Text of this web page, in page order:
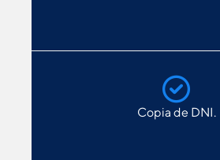
Copia de DNI.